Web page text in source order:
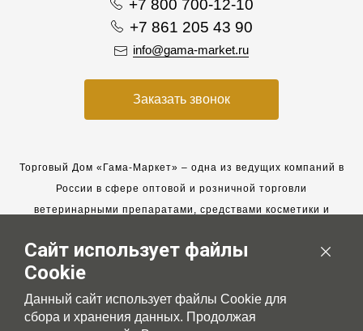
+7 800 700-12-10
+7 861 205 43 90
info@gama-market.ru
Заказать звонок
Торговый Дом «Гама-Маркет» – одна из ведущих компаний в
России в сфере оптовой и розничной торговли
ветеринарными препаратами, средствами косметики и
Мы работаем с 2005 года. Мы приглашаем к сотрудничеству
новых клиентов и всегда рассчитываем на взаимовыгодные,
долгосрочные партнерские отношения.
Сайт использует файлы
Cookie
Данный сайт использует файлы Cookie для
сбора и хранения данных. Продолжая